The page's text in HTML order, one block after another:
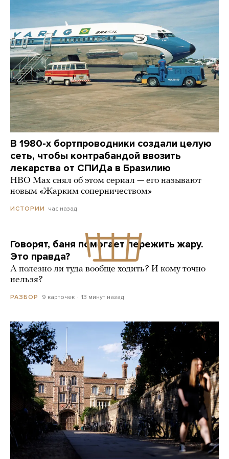
В 1980-х бортпроводники создали целую
сеть, чтобы контрабандой ввозить
лекарства от СПИДа в Бразилию
HBO Max снял об этом сериал — его называют
новым «Жарким соперничеством»
ИСТОРИИ час назад
Говорят, баня помогает пережить жару.
Это правда?
А полезно ли туда вообще ходить? И кому точно
нельзя?
РАЗБОР 9 карточек 13 минут назад